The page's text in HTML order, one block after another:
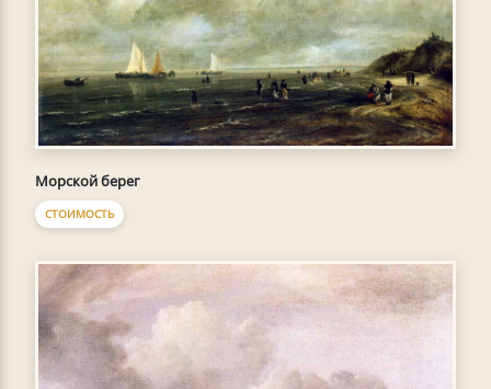
Морской берег
СТОИМОСТЬ